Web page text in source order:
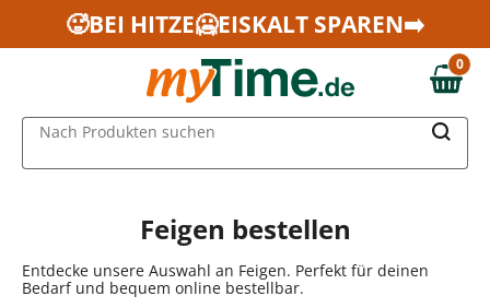
Zum Hauptinhalt springen
Zur Navigation springen
Zur Suche springen
🥵BEI HITZE🥶EISKALT SPAREN➡️
0,00 €
0
Nach Produkten suchen
Feigen bestellen
Entdecke unsere Auswahl an Feigen. Perfekt für deinen
Bedarf und bequem online bestellbar.